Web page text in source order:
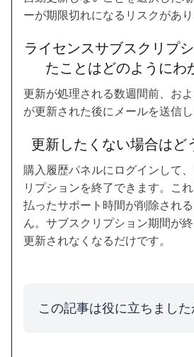
ーが期限切れになるリスクがあり
ライセンスサブスクリプ
たことはどのようにわ
更新が処理される数週間前、お
が更新された後にメールを送信し
更新したくない場合はど
購入履歴パネルにログインして
リプションを終了できます。こ
払ったサポート時間が削除され
ん。サブスクリプション期間が
更新されなくなるだけです。
この記事は役に立ちました